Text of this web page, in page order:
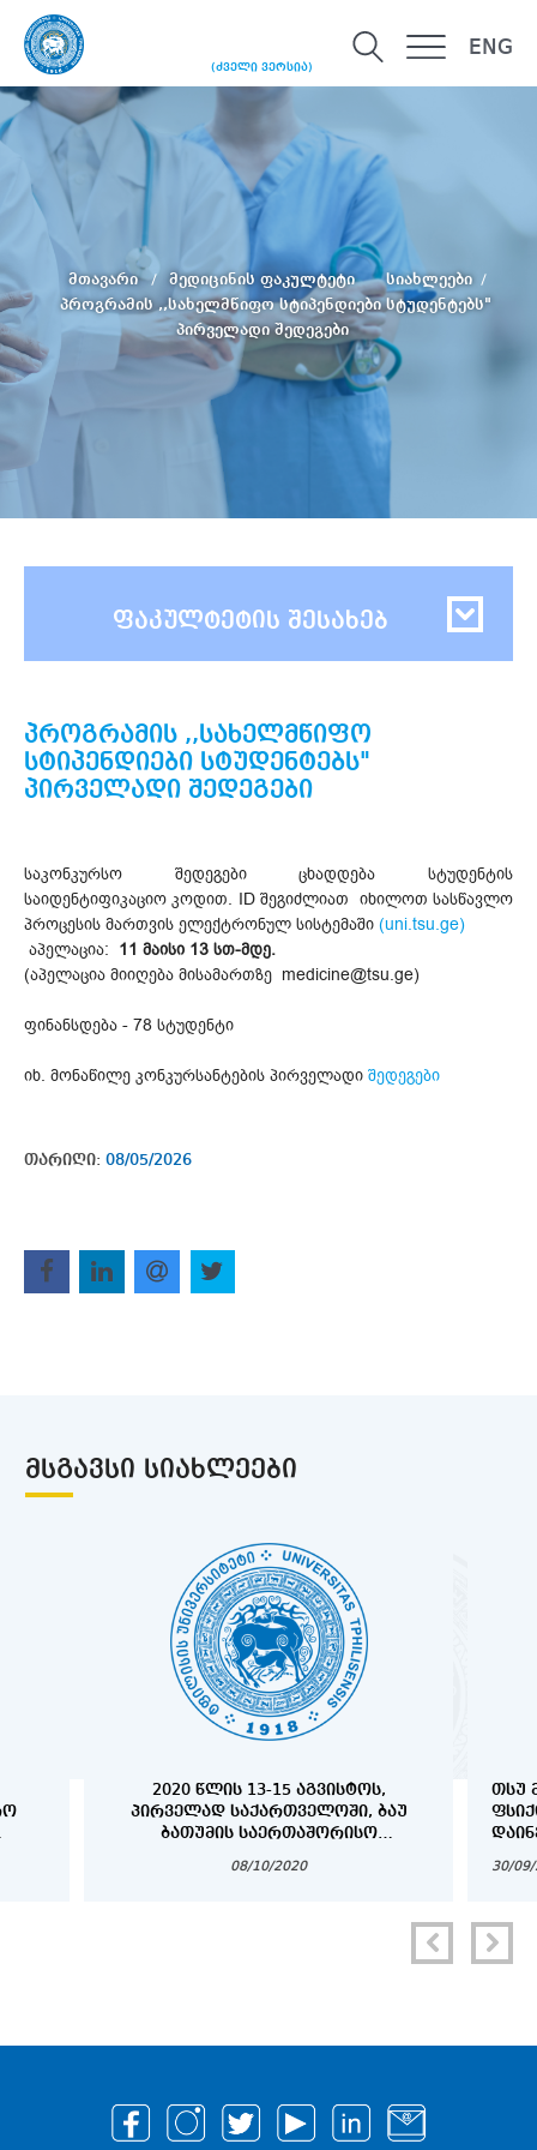
(ძველი ვერსია)
ENG
მთავარი მედიცინის ფაკულტეტი
სიახლეები
პროგრამის ,,სახელმწიფო სტიპენდიები სტუდენტებს"
პირველადი შედეგები
ფაკულტეტის შესახებ
პროგრამის ,,სახელმწიფო
სტიპენდიები სტუდენტებს"
პირველადი შედეგები
საკონკურსო შედეგები ცხადდება სტუდენტის
საიდენტიფიკაციო კოდით. ID შეგიძლიათ იხილოთ სასწავლო
პროცესის მართვის ელექტრონულ სისტემაში (uni.tsu.ge)
აპელაცია: 11 მაისი 13 სთ-მდე.
(აპელაცია მიიღება მისამართზე medicine@tsu.ge)
ფინანსდება - 78 სტუდენტი
იხ. მონაწილე კონკურსანტების პირველადი შედეგები
თარიღი: 08/05/2026
ᲛᲡᲒᲐᲕᲡᲘ ᲡᲘᲐᲮᲚᲔᲔᲑᲘ
2020 ᲬᲚᲘᲡ 13-15 ᲐᲒᲕᲘᲡᲢᲝᲡ,
ᲞᲘᲠᲕᲔᲚᲐᲓ ᲡᲐᲥᲐᲠᲗᲕᲔᲚᲝᲨᲘ, ᲑᲐᲣ
ᲑᲐᲗᲣᲛᲘᲡ ᲡᲐᲔᲠᲗᲐᲨᲝᲠᲘᲡᲝ
ᲛᲔᲓᲘᲪᲘᲜᲘᲡ ᲤᲐᲙᲣᲚᲢᲔᲢᲘᲡ
08/10/2020
ᲗᲡᲣ
30/